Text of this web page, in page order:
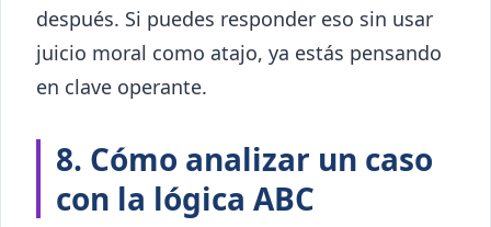
después. Si puedes responder eso sin usar
juicio moral como atajo, ya estás pensando
en clave operante.
8. Cómo analizar un caso
con la lógica ABC